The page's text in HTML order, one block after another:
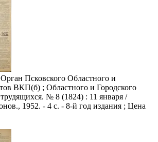
Псковского Областного и
ВКП(б) ; Областного и Городского
№ 8 (1824) : 11 января /
1952. - 4 с. - 8-й год издания ; Цена